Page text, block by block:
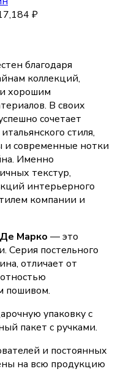
₽
благодаря
коллекций,
хорошим
В своих
сочетает
стиля,
и современные нотки
Именно
текстур,
интерьерного
компании и
Марко — это
Серия постельного
отличает от
пошивом.
упаковку с
пакет с ручками.
и постоянных
на всю продукцию